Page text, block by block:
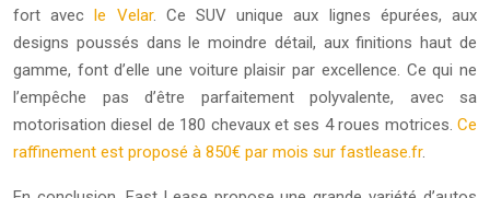
fort avec
le Velar. Ce SUV unique aux lignes épurées, aux
designs poussés dans le moindre détail, aux finitions haut de
gamme, font d’elle une voiture plaisir par excellence. Ce qui ne
l’empêche pas d’être parfaitement polyvalente, avec sa
motorisation diesel de 180 chevaux et ses 4 roues motrices. Ce
raffinement est proposé à 850€ par mois sur fastlease.fr.